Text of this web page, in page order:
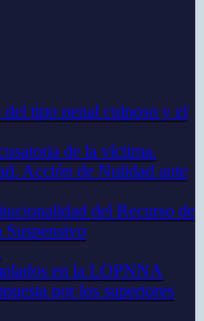
tipo penal culposo y el
de la víctima.
Acción de Nulidad ante
del Recurso de
en la LOPNNA
por los superiores